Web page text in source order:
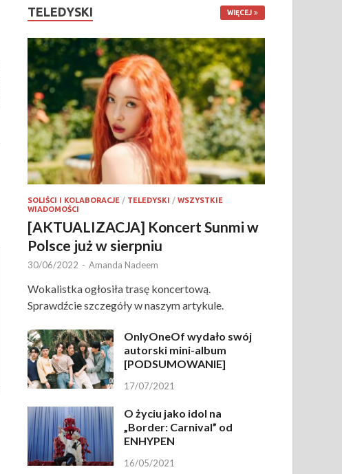
TELEDYSKI WIĘCEJ
SOLIŚCI I KOLABORACJE / TELEDYSKI /WSZYSTKIE
WIADOMOŚCI
[AKTUALIZACJA] Koncert Sunmi w
Polsce już w sierpniu
30/06/2022 - Amanda Nadeem
Wokalistka ogłosiła trasę koncertową.
Sprawdźcie szczegóły w naszym artykule.
OnlyOneOf wydało swój
autorski mini-album
[PODSUMOWANIE]
17/07/2021
O życiu jako idol na
„Border: Carnival” od
ENHYPEN
16/05/2021